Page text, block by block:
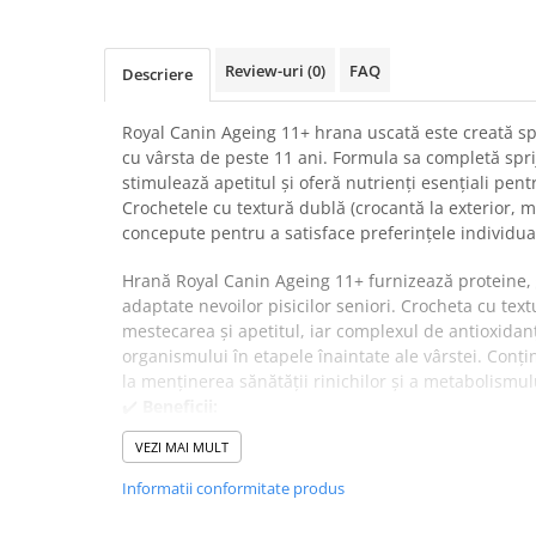
Gel antiinflamator
Descriere Review-uri (0) FAQ
Royal Canin Ageing 11+ hrana uscată este creată
cu vârsta de peste 11 ani. Formula sa completă
stimulează apetitul și oferă nutrienți esențiali
Crochetele cu textură dublă (crocantă la exterior,
concepute pentru a satisface preferințele
Hrană Royal Canin Ageing 11+ furnizează
adaptate nevoilor pisicilor seniori. Crocheta cu
mestecarea și apetitul, iar complexul de
organismului în etapele înaintate ale vârstei.
la menținerea sănătății rinichilor și a
Această formulă susține vitalitatea și confortul
Stimulează apetitul, protejează rinichii, oferă
generală de sănătate prin aportul de vitamine,
VEZI MAI MULT
Informatii conformitate produs